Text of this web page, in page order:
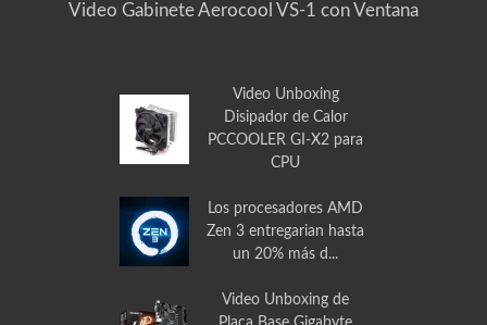
Video Gabinete Aerocool VS-1 con Ventana
Video Unboxing
Disipador de Calor
PCCOOLER GI-X2 para
CPU
Los procesadores AMD
Zen 3 entregarian hasta
un 20% más d...
Video Unboxing de